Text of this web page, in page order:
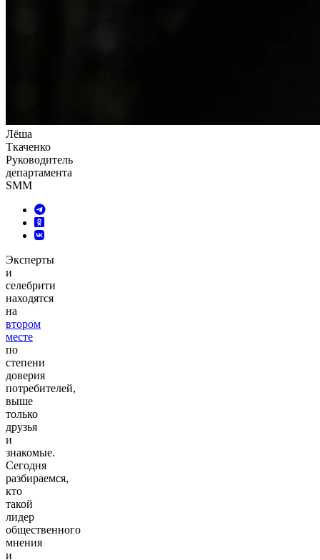
Лёша
Ткаченко
Руководитель
департамента
SMM
Эксперты
и
селебрити
находятся
на
втором
месте
по
степени
доверия
потребителей,
выше
только
друзья
и
знакомые.
Сегодня
разбираемся,
кто
такой
лидер
общественного
мнения
и